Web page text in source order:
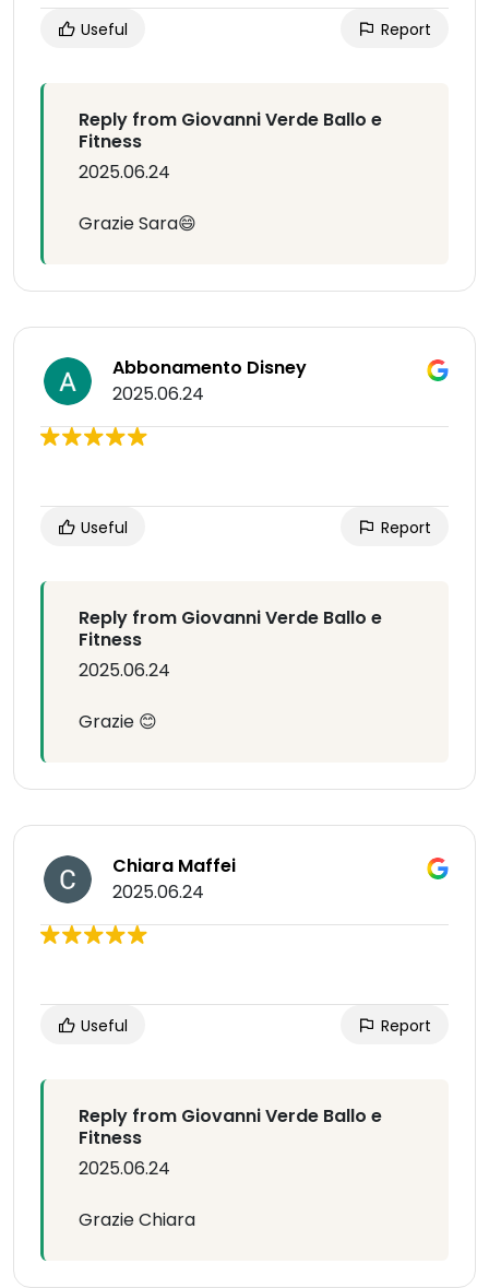
Useful Report
Reply from Giovanni Verde Ballo e
Fitness
2025.06.24
Grazie Sara😄
Abbonamento Disney
2025.06.24
Useful Report
Reply from Giovanni Verde Ballo e
Fitness
2025.06.24
Grazie 😊
Chiara Maffei
2025.06.24
Useful Report
Reply from Giovanni Verde Ballo e
Fitness
2025.06.24
Grazie Chiara